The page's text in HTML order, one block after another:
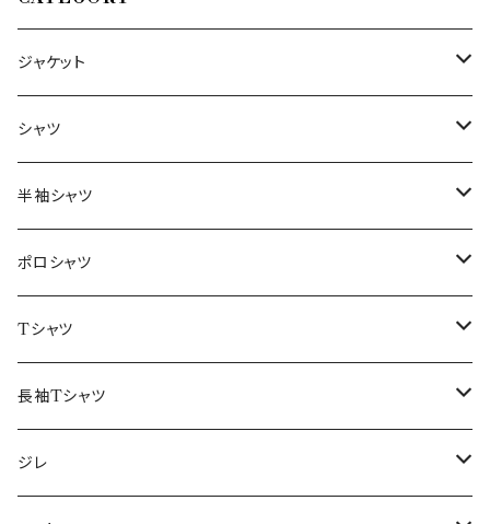
ジャケット
～44/S
46/M
48/L
50/XL～
シャツ
～44/S
46/M
48/L
50/XL～
半袖シャツ
～44/S
46/M
48/L
50/XL～
ポロシャツ
～44/S
46/M
48/L
Tシャツ
～44/S
46/M
長袖Tシャツ
～44/S
ジレ